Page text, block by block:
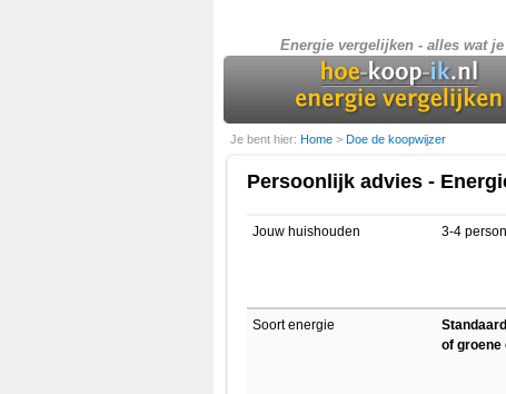
Energie vergelijken - alles wat
Je bent hier: Home > Doe de koopwijzer
Persoonlijk advies -
Jouw huishouden 3-4
Soort energie
of groene